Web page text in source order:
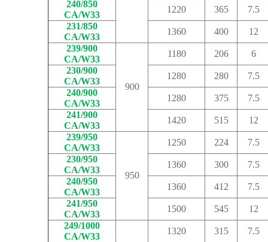
240/850
CA/W33
1220 365
7.5
231/850
CA/W33
1360 400
12
239/900
CA/W33
900
1180 206
6
230/900
CA/W33
1280 280
7.5
240/900
CA/W33
1280 375
7.5
241/900
CA/W33
1420 515
12
239/950
CA/W33
950
1250 224
7.5
230/950
CA/W33
1360 300
7.5
240/950
CA/W33
1360 412
7.5
241/950
CA/W33
1500 545
12
249/1000
CA/W33
1320 315
7.5